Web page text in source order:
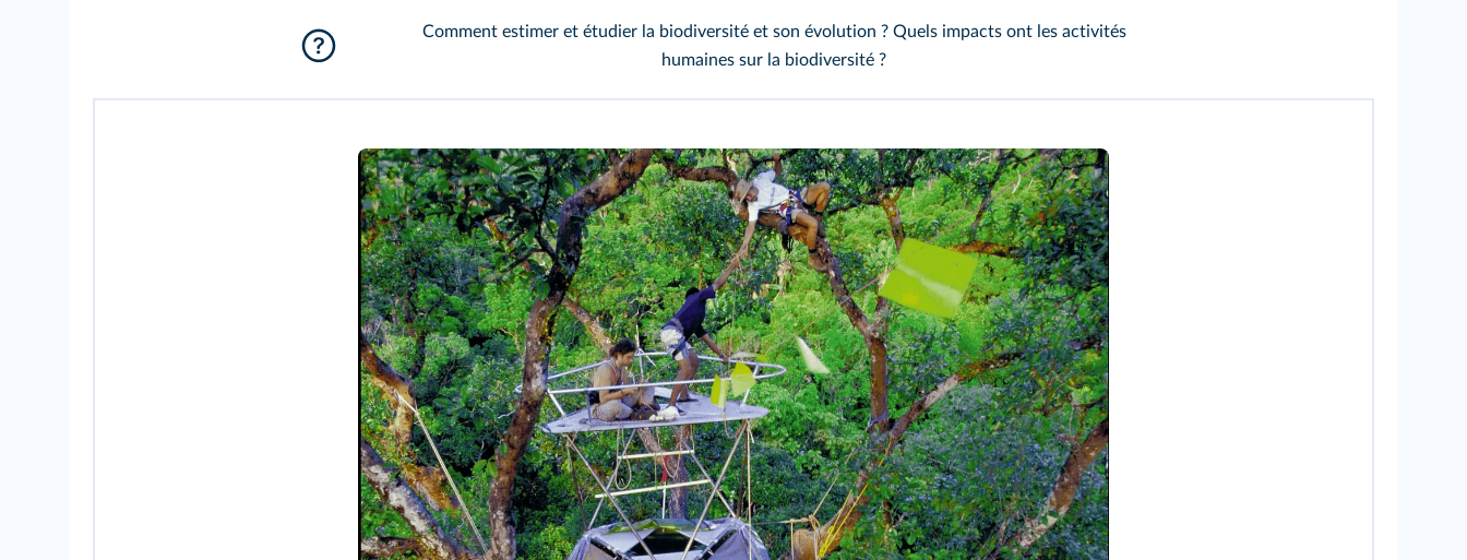
Comment estimer et étudier la biodiversité et son évolution ? Quels impacts ont les activités
humaines sur la biodiversité ?